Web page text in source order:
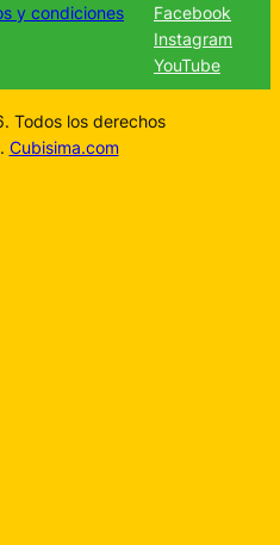
y condiciones
Facebook
Instagram
YouTube
Todos los derechos
Cubisima.com